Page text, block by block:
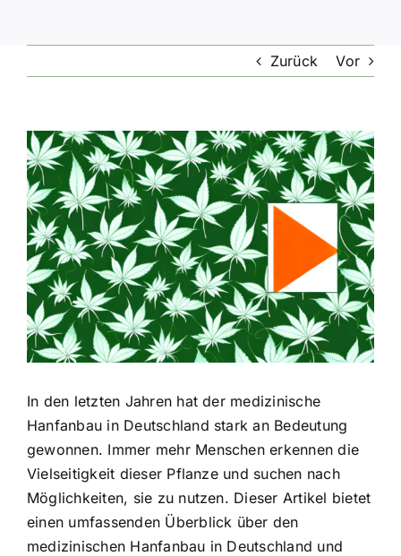
Zurück Vor
Zeige
grösseres
Bild
In den letzten Jahren hat der medizinische
Hanfanbau in Deutschland stark an Bedeutung
gewonnen. Immer mehr Menschen erkennen die
Vielseitigkeit dieser Pflanze und suchen nach
Möglichkeiten, sie zu nutzen. Dieser Artikel bietet
einen umfassenden Überblick über den
medizinischen Hanfanbau in Deutschland und